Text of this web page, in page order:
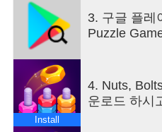
든 이 장르를 처음 접하는
Colors는 모든 기술 수준
임 경험을 제공합니다. 규
부을 수 있다는 것입니다.
볼트 너트 정렬 퍼즐 이
정렬하는 즐거움을 발견
3. 구글 플레
Puzzle
Install
4. Nuts,
운로드 하시